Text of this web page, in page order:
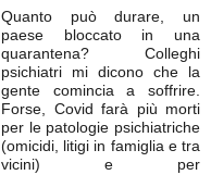
Quanto può durare, un
paese bloccato in una
quarantena? Colleghi
psichiatri mi dicono che la
gente comincia a soffrire.
Forse, Covid farà più morti
per le patologie psichiatriche
(omicidi, litigi in famiglia e tra
vicini) e per